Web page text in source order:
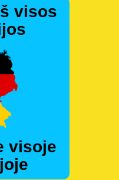
visos
visoje